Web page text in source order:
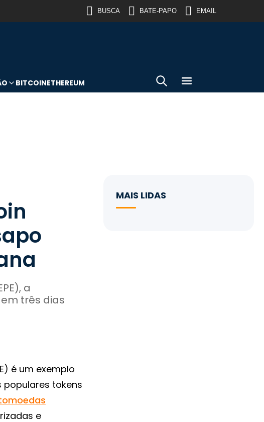
BUSCA BATE-PAPO EMAIL
BITCOINETHEREUM
a
três dias
é um exemplo
tokens
e
MAIS LIDAS